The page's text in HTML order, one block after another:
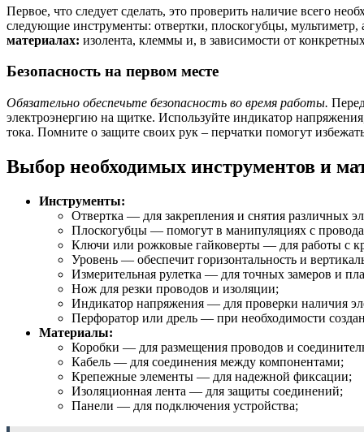
Первое, что следует сделать, это проверить наличие всего
следующие инструменты: отвертки, плоскогубцы,
материалах: изолента, клеммы и, в зависимости от
Безопасность на первом месте
Обязательно обеспечьте безопасность во время работы.
электроэнергию на щитке. Используйте индикатор
тока. Помните о защите своих рук – перчатки помогут
Выбор необходимых инструментов и
Инструменты:
Отвертка — для закрепления и снятия различных
Плоскогубцы — помогут в манипуляциях с
Ключи или рожковые гайковерты — для работы с
Уровень — обеспечит горизонтальность и
Измерительная рулетка — для точных замеров и
Нож для резки проводов и изоляции;
Индикатор напряжения — для проверки наличия
Перфоратор или дрель — при необходимости
Материалы:
Коробки — для размещения проводов и
Кабель — для соединения между компонентами;
Крепежные элементы — для надежной фиксации;
Изоляционная лента — для защиты соединений;
Панели — для подключения устройства;